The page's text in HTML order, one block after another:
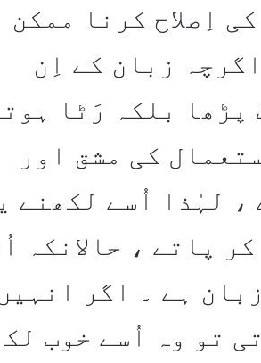
اِصلاح کرنا ممکن
زبان کے اِن
بلکہ رَٹا
کی مشق اور
لہٰذا اُسے لکھنے
پاتے ، حالانکہ
ہے ۔ اگر
تو وہ اُسے خوب